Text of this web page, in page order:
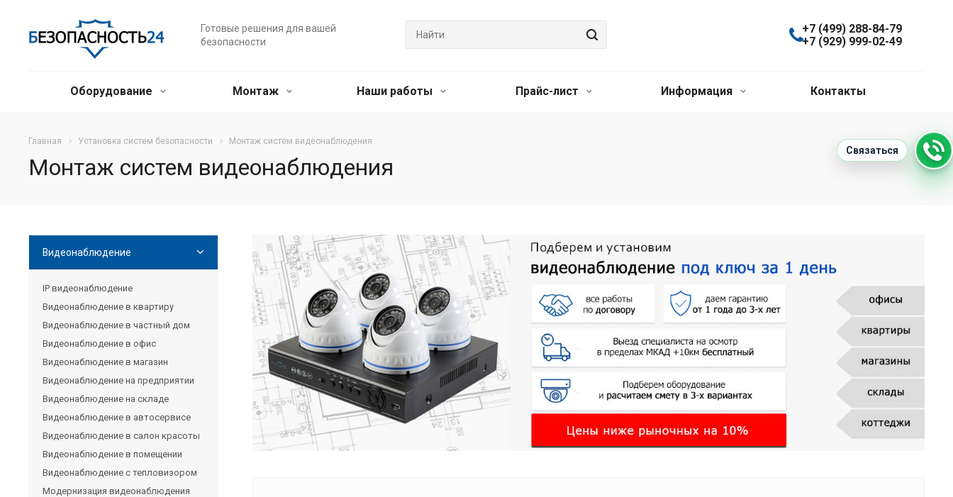
Готовые решения для вашей
безопасности
+7 (499) 288-84-79
+7 (929) 999-02-49
Оборудование Монтаж Наши работы Прайс-лист Информация Контакты
Главная Установка систем безопасности Монтаж систем видеонаблюдения
Монтаж систем видеонаблюдения
Видеонаблюдение
IP видеонаблюдение
Видеонаблюдение в квартиру
Видеонаблюдение в частный дом
Видеонаблюдение в офис
Видеонаблюдение в магазин
Видеонаблюдение на предприятии
Видеонаблюдение на складе
Видеонаблюдение в автосервисе
Видеонаблюдение в салон красоты
Видеонаблюдение в помещении
Видеонаблюдение с тепловизором
Модернизация видеонаблюдения